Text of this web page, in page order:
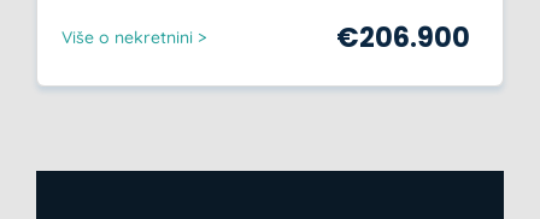
Više o nekretnini > €206.900